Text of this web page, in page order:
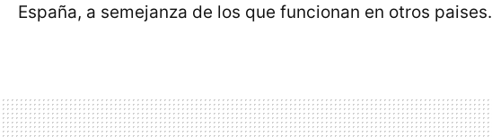
España, a semejanza de los que funcionan en otros paises.